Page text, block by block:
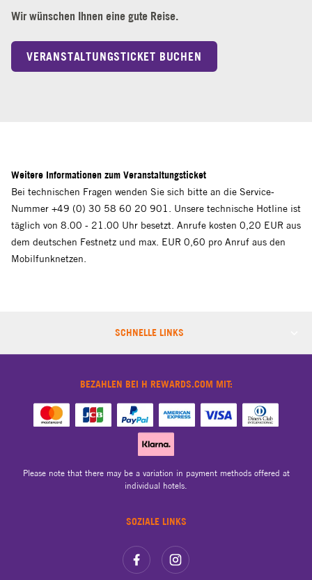
Wir wünschen Ihnen eine gute Reise.
VERANSTALTUNGSTICKET BUCHEN
Weitere Informationen zum Veranstaltungsticket
Bei technischen Fragen wenden Sie sich bitte an die Service-
Nummer +49 (0) 30 58 60 20 901. Unsere technische Hotline ist
täglich von 8.00 - 21.00 Uhr besetzt. Anrufe kosten 0,20 EUR aus
dem deutschen Festnetz und max. EUR 0,60 pro Anruf aus den
Mobilfunknetzen.
SCHNELLE LINKS
SOZIALE LINKS
BEZAHLEN BEI H REWARDS.COM MIT:
Please note that there may be a variation in payment methods offered at
individual hotels.